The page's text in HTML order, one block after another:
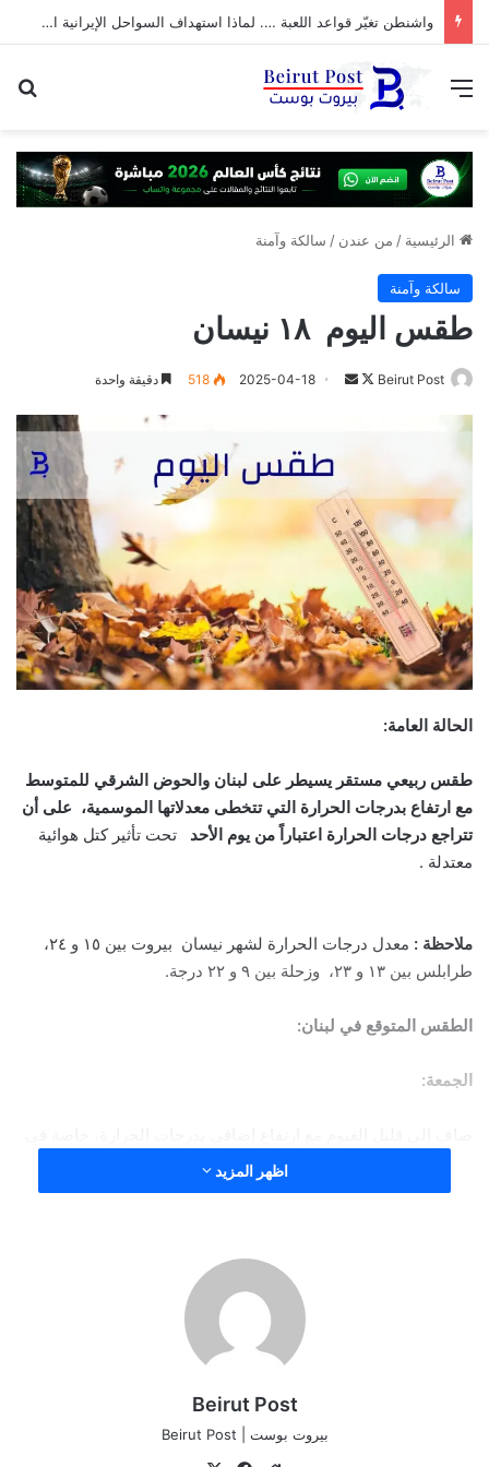
واشنطن تغيّر قواعد اللعبة …. لماذا استهداف السواحل الإيرانية الآن؟
القائمة
الرئيسية / من عندن / سالكة وآمنة
سالكة وآمنة
طقس اليوم ١٨ نيسان
Beirut Post
تابعأرسل 2025-04-18
518 دقيقة واحدة
الحالة العامة:
طقس ربيعي مستقر يسيطر على لبنان والحوض الشرقي للمتوسط
مع ارتفاع بدرجات الحرارة التي تتخطى معدلاتها الموسمية، على أن
تتراجع درجات الحرارة اعتباراً من يوم الأحد تحت تأثير كتل هوائية
معتدلة .
ملاحظة :
معدل درجات الحرارة لشهر نيسان بيروت بين ١٥ و ٢٤،
طرابلس بين ١٣ و ٢٣، وزحلة بين ٩ و ٢٢ درجة.
الطقس المتوقع في لبنان:
الجمعة:
تبقى الرياح ناشطة.
قليل الغيوم إلى غائم جزئياً بسحب مرتفعة مع ارتفاع طفيف بدرجات
الحرارة في الداخل وعلى المرتفعات وانخفاضها على الساحل، كما
اظهر المزيد
Beirut Post
بيروت بوست | Beirut Post